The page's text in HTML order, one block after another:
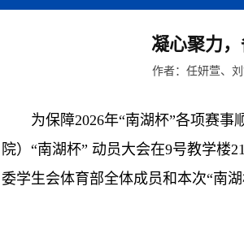
凝心聚力
作者：任妍萱、
为保障2026年“南湖杯”各项赛事
院）“南湖杯” 动员大会在9号教学楼
委学生会体育部全体成员和本次“南